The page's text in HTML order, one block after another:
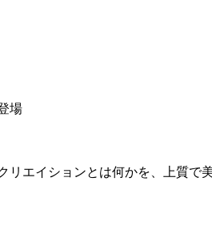
場
エイションとは何かを、上質で